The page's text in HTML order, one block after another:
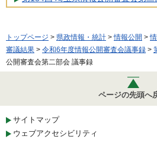
トップページ > 県政情報・統計 >情報公開 >
審議結果 > 令和6年度情報公開審査会議事録 >
公開審査会第二部会 議事録
ページの先頭へ
サイトマップ
ウェブアクセシビリティ